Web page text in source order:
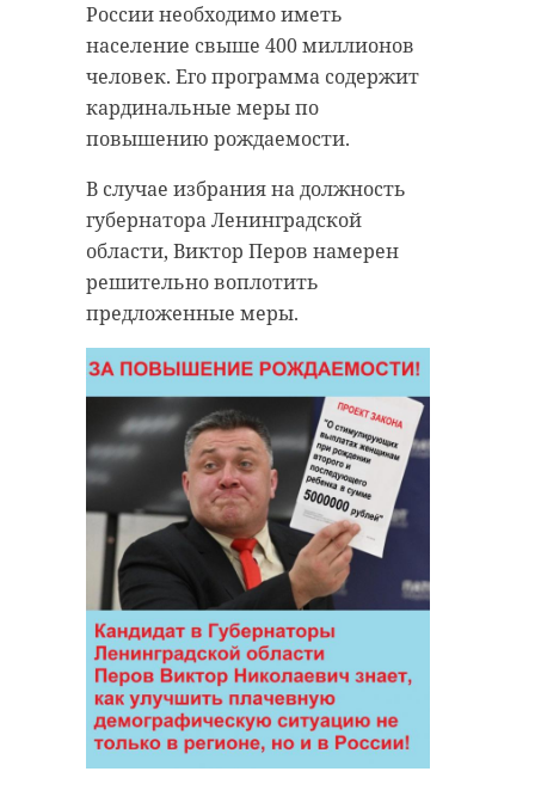
России необходимо иметь
население свыше 400 миллионов
человек. Его программа содержит
кардинальные меры по
повышению рождаемости.
В случае избрания на должность
губернатора Ленинградской
области, Виктор Перов намерен
решительно воплотить
предложенные меры.